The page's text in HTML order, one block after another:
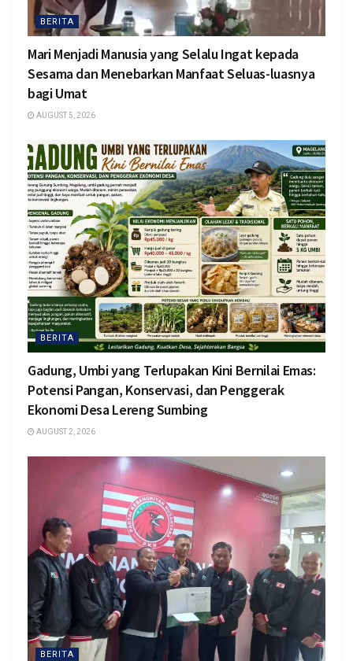
BERITA
Mari Menjadi Manusia yang Selalu Ingat kepada
Sesama dan Menebarkan Manfaat Seluas-luasnya
bagi Umat
AUGUST 5, 2026
BERITA
Gadung, Umbi yang Terlupakan Kini Bernilai Emas:
Potensi Pangan, Konservasi, dan Penggerak
Ekonomi Desa Lereng Sumbing
AUGUST 2, 2026
BERITA